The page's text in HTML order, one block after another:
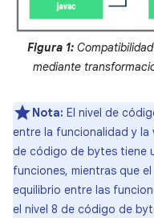
Figura 1:
mediante
Nota: El nivel de
entre la funcionalidad y la
de código de bytes tiene
funciones, mientras que
equilibrio entre las
el nivel 8 de código de